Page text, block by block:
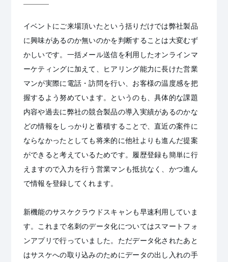
イベントにご来場頂いたという括りだけでは弊社製品
に興味があるのか無いのかを判断することは大変むず
かしいです。一括メール送信を利用したオンラインマ
ーケティングに加えて、ヒアリング能力に長けた営業
マンが実際に電話・訪問を行い、お客様の温度感を把
握するよう努めています。というのも、具体的な課題
内容や過去に弊社の競合製品の導入実績があるのかな
どの情報をしっかりと蓄積することで、直近の案件に
ならなかったとしても将来的に他社よりも進んだ提案
ができると考えているためです。履歴登録も簡単に行
えますので入力を行う営業マンも抵抗なく、かつ進ん
で情報を登録してくれます。
新機能のサスケクラウドスキャンも早速利用していま
す。これまで名刺のデータ化についてはスマートフォ
ンアプリで行っていました。ただデータ化されたあと
はサスケへの取り込みのためにデータの出し入れの手